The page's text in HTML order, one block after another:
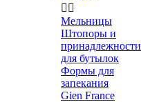
 
Мельницы
Штопоры и
принадлежности
для бутылок
Формы для
запекания
Gien France